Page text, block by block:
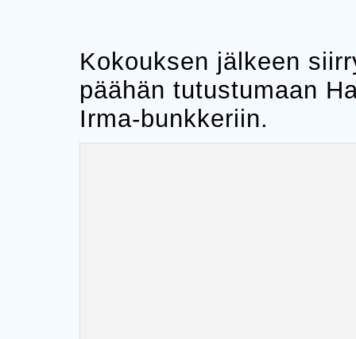
Kokouksen jälkeen
päähän tutustumaan
Irma-bunkkeriin.